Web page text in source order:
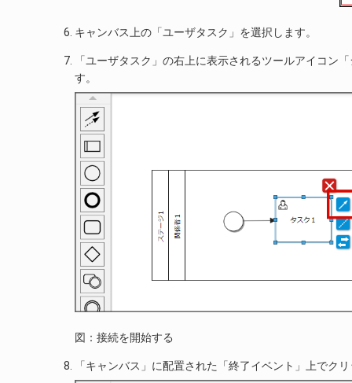
キャンバス上の「ユーザタスク」を選択します。
「ユーザタスク」の右上に表示されるツールアイコン
す。
図：接続を開始する
「キャンバス」に配置された「終了イベント」上でク